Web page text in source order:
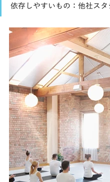
依存しやすいもの：他社スタ